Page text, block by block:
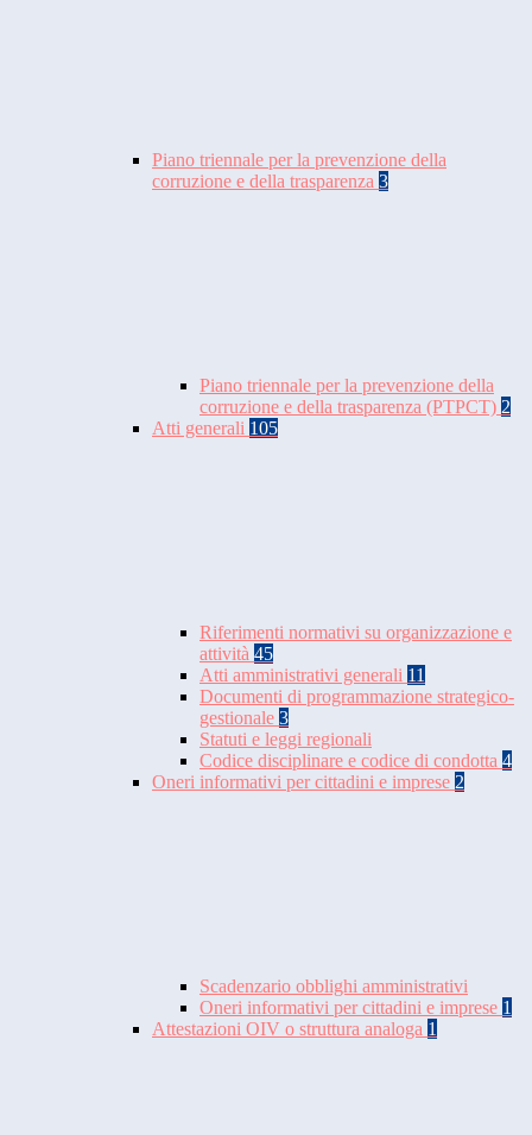
Piano triennale per la prevenzione della
corruzione e della trasparenza 3
Piano triennale per la prevenzione della
corruzione e della trasparenza (PTPCT) 2
Atti generali 105
Riferimenti normativi su organizzazione e
attività 45
Atti amministrativi generali 11
Documenti di programmazione strategico-
gestionale 3
Statuti e leggi regionali
Codice disciplinare e codice di condotta 4
Oneri informativi per cittadini e imprese 2
Scadenzario obblighi amministrativi
Oneri informativi per cittadini e imprese 1
Attestazioni OIV o struttura analoga 1